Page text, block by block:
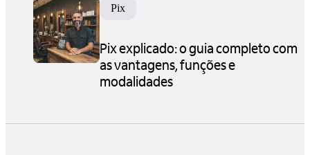
Pix
Pix explicado: o guia completo com
as vantagens, funções e
modalidades